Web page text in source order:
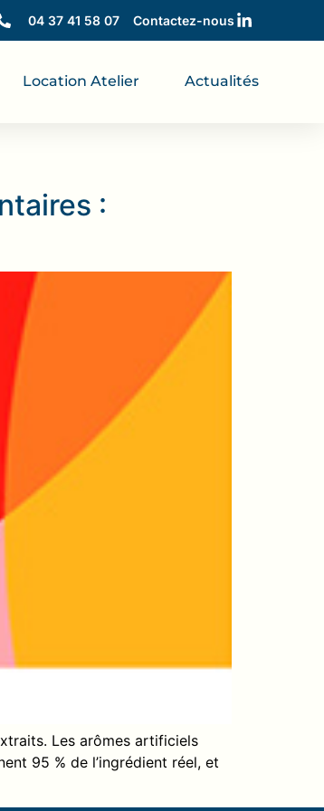
04 37 41 58 07 Contactez-nous
Location Atelier Actualités
:
Les arômes artificiels
95 % de l’ingrédient réel, et